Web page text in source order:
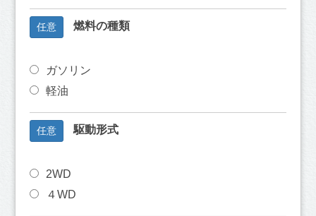
任意 燃料の種類
ガソリン
軽油
任意 駆動形式
2WD
４WD